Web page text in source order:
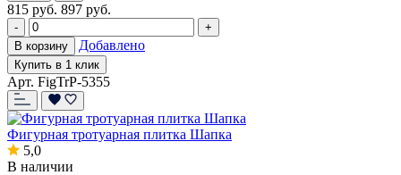
815 руб. 897 руб.
-
+
В корзину
Добавлено
Купить в 1 клик
Арт. FigTrP-5355
Фигурная тротуарная плитка Шапка
5,0
В наличии